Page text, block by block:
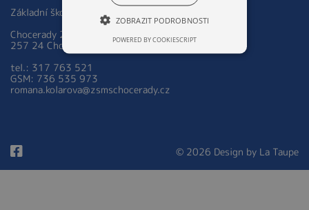
Základní škola a Mateřská škola Chocerady 267
Chocerady 267
257 24 Chocerady
tel.: 317 763 521
GSM: 736 535 973
romana.kolarova@zsmschocerady.cz
© 2026 Design by La Taupe
ZOBRAZIT PODROBNOSTI
POWERED BY COOKIESCRIPT